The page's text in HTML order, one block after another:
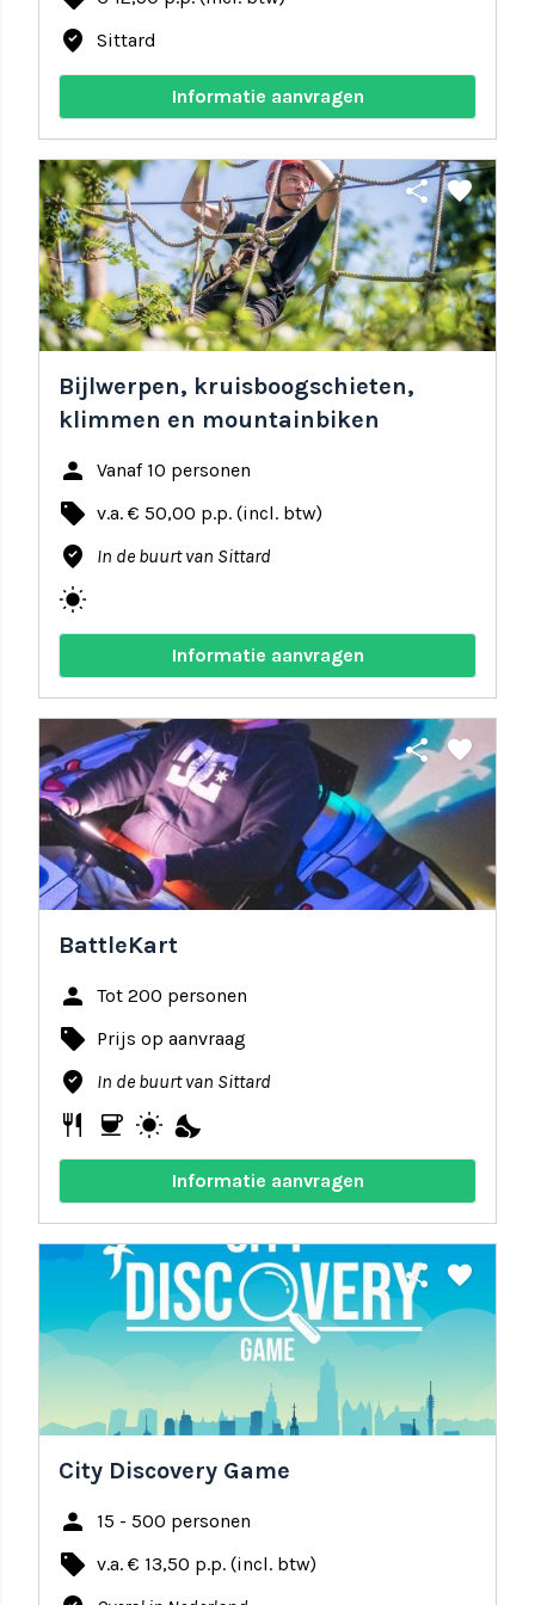
where_to_vote Sittard
Informatie aanvragen
share favorite
Bijlwerpen, kruisboogschieten,
klimmen en mountainbiken
person Vanaf 10 personen
local_offer v.a. € 50,00 p.p. (incl. btw)
where_to_vote In de buurt van Sittard
wb_sunny
Informatie aanvragen
share favorite
BattleKart
person Tot 200 personen
local_offer Prijs op aanvraag
where_to_vote In de buurt van Sittard
restaurant coffee wb_sunny nights_stay
Informatie aanvragen
share favorite
City Discovery Game
person 15 - 500 personen
local_offer v.a. € 13,50 p.p. (incl. btw)